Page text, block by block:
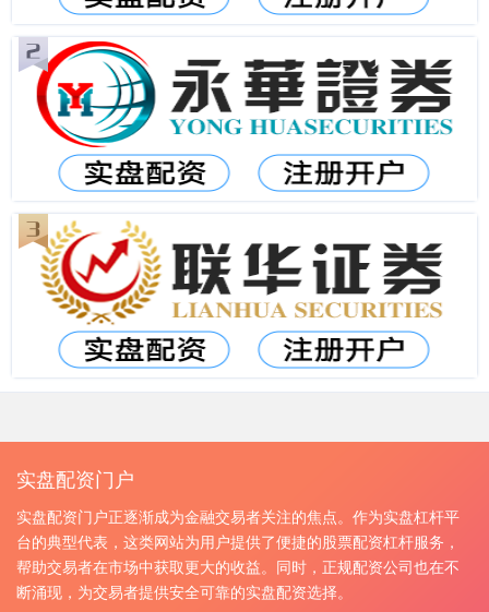
实盘配资门户
实盘配资门户正逐渐成为金融交易者关注的焦点。作为实盘杠杆平
台的典型代表，这类网站为用户提供了便捷的股票配资杠杆服务，
帮助交易者在市场中获取更大的收益。同时，正规配资公司也在不
断涌现，为交易者提供安全可靠的实盘配资选择。